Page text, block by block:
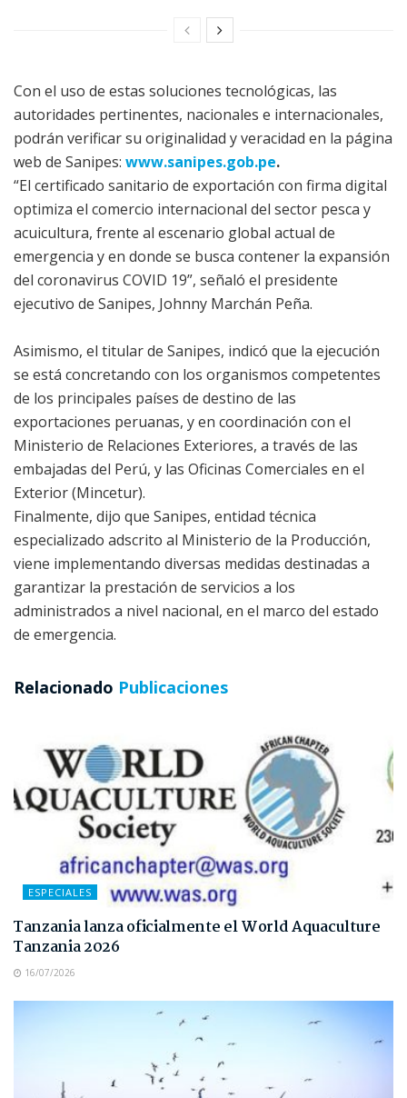
Con el uso de estas soluciones tecnológicas, las
autoridades pertinentes, nacionales e internacionales,
podrán verificar su originalidad y veracidad en la página
web de Sanipes: www.sanipes.gob.pe.
“El certificado sanitario de exportación con firma digital
optimiza el comercio internacional del sector pesca y
acuicultura, frente al escenario global actual de
emergencia y en donde se busca contener la expansión
del coronavirus COVID 19”, señaló el presidente
ejecutivo de Sanipes, Johnny Marchán Peña.
Asimismo, el titular de Sanipes, indicó que la ejecución
se está concretando con los organismos competentes
de los principales países de destino de las
exportaciones peruanas, y en coordinación con el
Ministerio de Relaciones Exteriores, a través de las
embajadas del Perú, y las Oficinas Comerciales en el
Exterior (Mincetur).
Finalmente, dijo que Sanipes, entidad técnica
especializado adscrito al Ministerio de la Producción,
viene implementando diversas medidas destinadas a
garantizar la prestación de servicios a los
administrados a nivel nacional, en el marco del estado
de emergencia.
Relacionado Publicaciones
ESPECIALES
Tanzania lanza oficialmente el World Aquaculture
Tanzania 2026
16/07/2026